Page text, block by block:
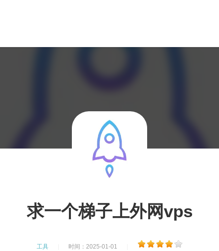
求一个梯子上外网vps
工具 时间：2025-01-01